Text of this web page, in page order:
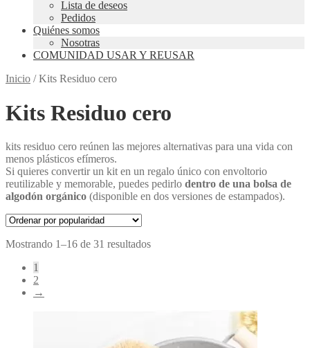
Lista de deseos
Pedidos
Quiénes somos
Nosotras
COMUNIDAD USAR Y REUSAR
Inicio /Kits Residuo cero
Kits Residuo cero
kits residuo cero reúnen las mejores alternativas para una vida con
menos plásticos efímeros.
Si quieres convertir un kit en un regalo único con envoltorio
reutilizable y memorable, puedes pedirlo dentro de una bolsa de
algodón orgánico (disponible en dos versiones de estampados).
Mostrando 1–16 de 31 resultadosOrdenado
1
2
→